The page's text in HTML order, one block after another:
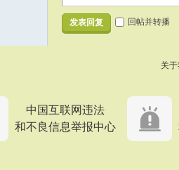
发表回复 回帖并转播
关
中国互联网违法
和不良信息举报中心